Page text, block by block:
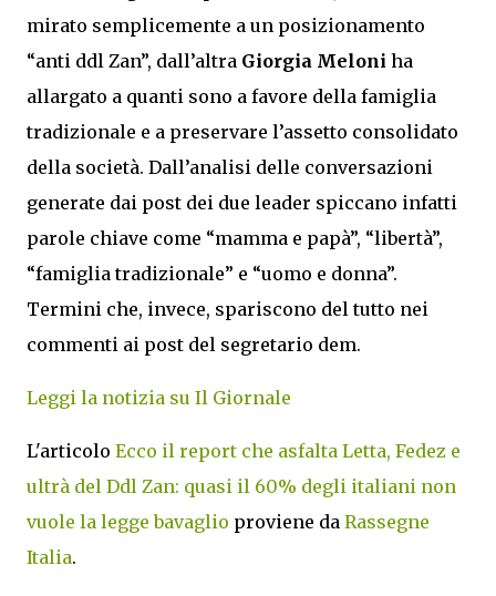
mirato semplicemente a un posizionamento
“anti ddl Zan”, dall’altra Giorgia Meloni ha
allargato a quanti sono a favore della famiglia
tradizionale e a preservare l’assetto consolidato
della società. Dall’analisi delle conversazioni
generate dai post dei due leader spiccano infatti
parole chiave come “mamma e papà”, “libertà”,
“famiglia tradizionale” e “uomo e donna”.
Termini che, invece, spariscono del tutto nei
commenti ai post del segretario dem.
Leggi la notizia su Il Giornale
L'articolo Ecco il report che asfalta Letta, Fedez e
ultrà del Ddl Zan: quasi il 60% degli italiani non
vuole la legge bavaglio proviene da Rassegne
Italia.